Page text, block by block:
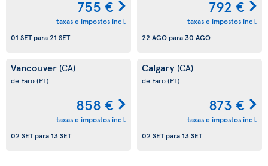
755 €
taxas e impostos incl.
01 SETpara21 SET
792 €
taxas e impostos incl.
22 AGO para 30 AGO
Vancouver (CA)
de Faro(PT)
858 €
taxas e impostos incl.
02 SETpara 13 SET
Calgary (CA)
de Faro(PT)
873 €
taxas e impostos incl.
02 SETpara 13 SET